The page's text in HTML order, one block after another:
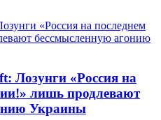
Лозунги «Россия на
лишь продлевают
Украины